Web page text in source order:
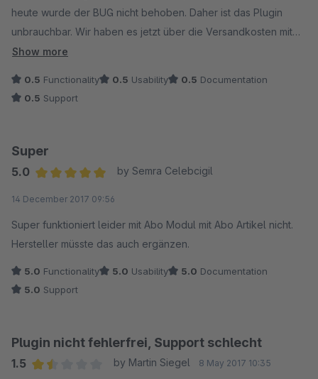
heute wurde der BUG nicht behoben. Daher ist das Plugin
unbrauchbar. Wir haben es jetzt über die Versandkosten mit
SQL gelöst, zwar um einiges Aufwändiger aber es funktioniert
Show more
0.5 Functionality 0.5 Usability 0.5 Documentation
0.5 Support
Super
5.0
by Semra Celebcigil
14 December 2017 09:56
Super funktioniert leider mit Abo Modul mit Abo Artikel nicht.
Hersteller müsste das auch ergänzen.
5.0 Functionality 5.0 Usability 5.0 Documentation
5.0 Support
Plugin nicht fehlerfrei, Support schlecht
1.5
by Martin Siegel 8 May 2017 10:35